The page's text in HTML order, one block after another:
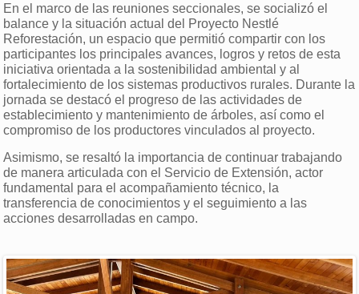
En el marco de las reuniones seccionales, se socializó el
balance y la situación actual del Proyecto Nestlé
Reforestación, un espacio que permitió compartir con los
participantes los principales avances, logros y retos de esta
iniciativa orientada a la sostenibilidad ambiental y al
fortalecimiento de los sistemas productivos rurales. Durante la
jornada se destacó el progreso de las actividades de
establecimiento y mantenimiento de árboles, así como el
compromiso de los productores vinculados al proyecto.
Asimismo, se resaltó la importancia de continuar trabajando
de manera articulada con el Servicio de Extensión, actor
fundamental para el acompañamiento técnico, la
transferencia de conocimientos y el seguimiento a las
acciones desarrolladas en campo.